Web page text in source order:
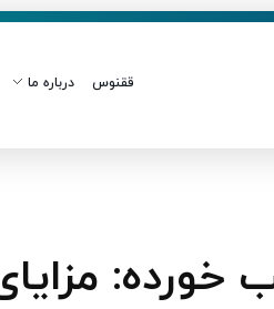
ققنوس درباره ما
مزایای